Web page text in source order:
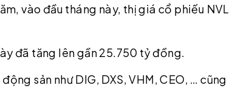
vào đầu tháng này, thị giá cổ phiếu NVL
đã tăng lên gần 25.750 tỷ đồng.
sản như DIG, DXS, VHM, CEO, … cũng